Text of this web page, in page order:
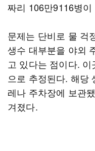
짜리 106만9116병이
문제는 단비로 물 걱
생수 대부분을 야외
고 있다는 점이다.
으로 추정된다. 해당
레나 주차장에 보관
겨졌다.